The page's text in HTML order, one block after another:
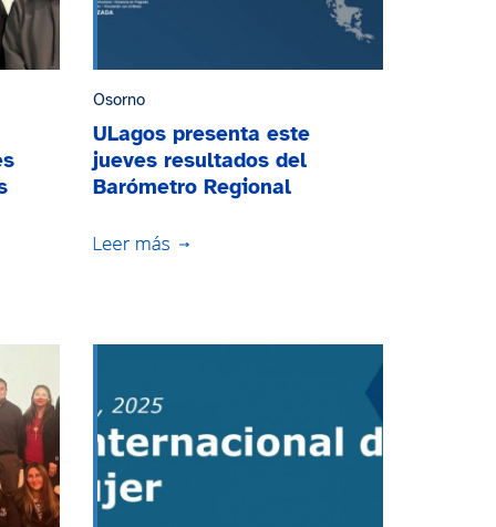
Osorno
ULagos presenta este
jueves resultados del
Barómetro Regional